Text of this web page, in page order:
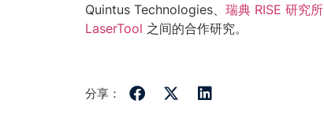
Quintus Technologies、 瑞典 RISE 研究所
LaserTool 之间的合作研究。
分享：